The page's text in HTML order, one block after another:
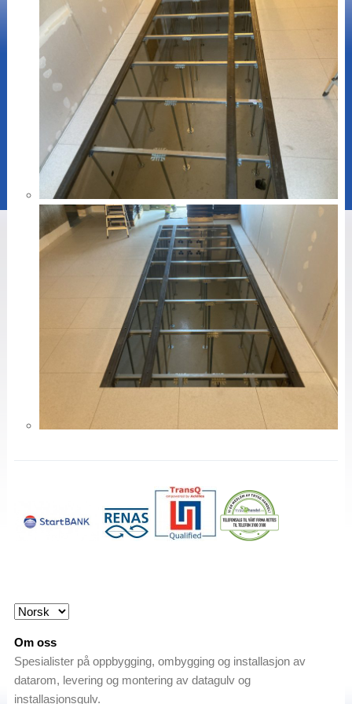
Om oss
Spesialister på oppbygging, ombygging og installasjon av
datarom, levering og montering av datagulv og
installasjonsgulv.